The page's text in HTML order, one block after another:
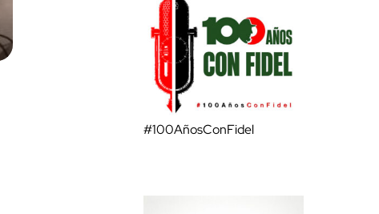
#100AñosConFidel